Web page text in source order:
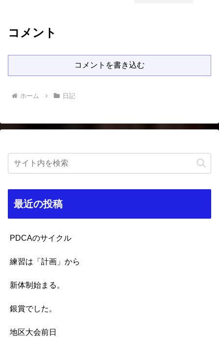
コメント
コメントを書き込む
ホーム 日記
最近の投稿
PDCAのサイクル
練習は「計画」から
新体制始まる。
銀賞でした。
地区大会前日